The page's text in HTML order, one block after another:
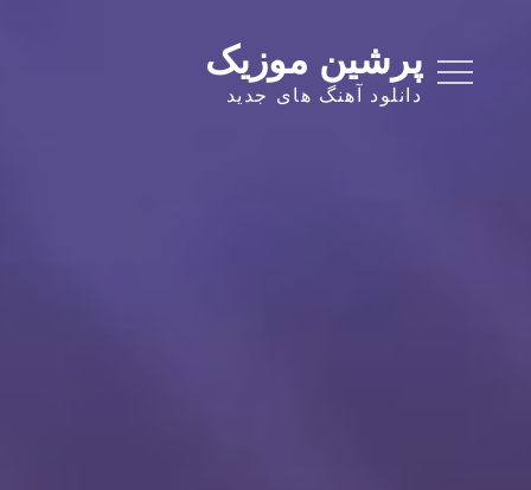
content
پرشین موزیک
دانلود آهنگ های جدید